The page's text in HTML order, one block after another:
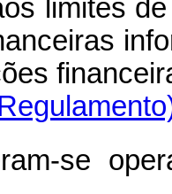
limites
se